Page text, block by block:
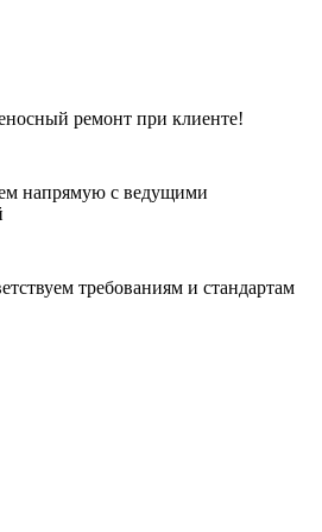
ремонт при клиенте!
напрямую с ведущими
требованиям и стандартам